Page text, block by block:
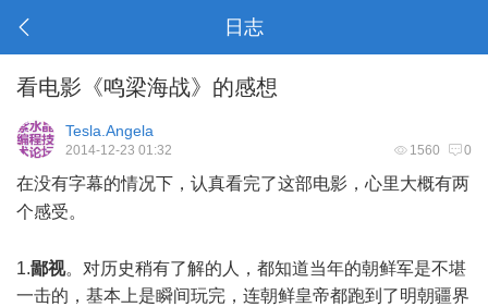
日志
看电影《鸣梁海战》的感想
Tesla.Angela
1560 0
2014-12-23 01:32
在没有字幕的情况下，认真看完了这部电影，心里大概有两
个感受。
1.鄙视。对历史稍有了解的人，都知道当年的朝鲜军是不堪
一击的，基本上是瞬间玩完，连朝鲜皇帝都跑到了明朝疆界